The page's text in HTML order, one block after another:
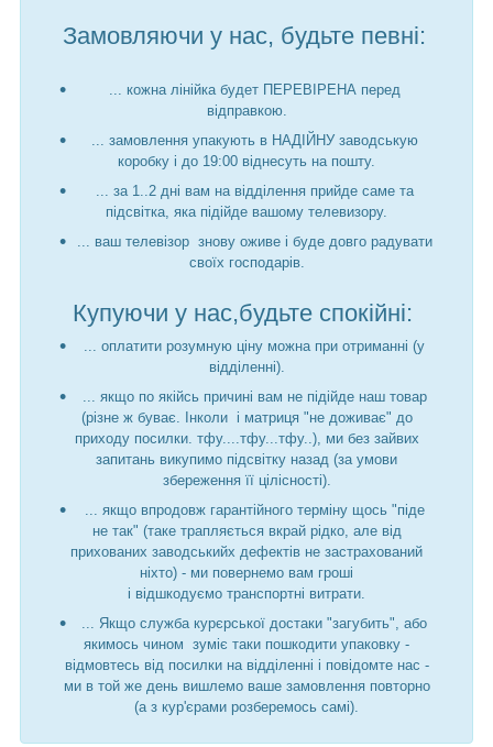
Замовляючи у нас, будьте певні:
... кожна лінійка будет ПЕРЕВІРЕНА перед
відправкою.
... замовлення упакують в НАДІЙНУ заводськую
коробку і до 19:00 віднесуть на пошту.
... за 1..2 дні вам на відділення прийде саме та
підсвітка, яка підійде вашому телевизору.
... ваш телевізор знову оживе і буде довго радувати
своїх господарів.
Купуючи у нас,будьте спокійні:
... оплатити розумную ціну можна при отриманні (у
відділенні).
... якщо по якійсь причині вам не підійде наш товар
(різне ж буває. Інколи і матриця "не доживає" до
приходу посилки. тфу....тфу...тфу..), ми без зайвих
запитань викупимо підсвітку назад (за умови
збереження її цілісності).
... якщо впродовж гарантійного терміну щось "піде
не так" (таке трапляється вкрай рідко, але від
прихованих заводськийх дефектів не застрахований
ніхто) - ми повернемо вам гроші
і відшкодуємо транспортні витрати.
... Якщо служба курєрської достаки "загубить", або
якимось чином зуміє таки пошкодити упаковку -
відмовтесь від посилки на відділенні і повідомте нас -
ми в той же день вишлемо ваше замовлення повторно
(а з кур'єрами розберемось самі).